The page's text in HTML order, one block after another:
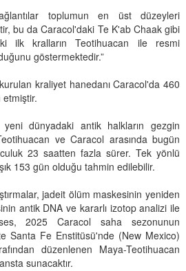
toplumun en üst düzeyleri
bu da Caracol'daki Te K'ab Chaak gibi
ilk kralların Teotihuacan ile resmi
göstermektedir.”
kraliyet hanedanı Caracol'da 460
etmiştir.
yeni dünyadaki antik halkların gezgin
ve Caracol arasında bugün
23 saatten fazla sürer. Tek yönlü
153 gün olduğu tahmin edilebilir.
jadeit ölüm maskesinin yeniden
antik DNA ve kararlı izotop analizi ile
2025 Caracol saha sezonunun
Santa Fe Enstitüsü'nde (New Mexico)
düzenlenen Maya-Teotihuacan
sunacaktır.